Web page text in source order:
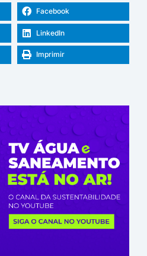
Facebook
LinkedIn
Imprimir